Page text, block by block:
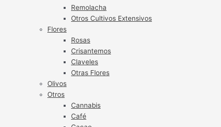
Remolacha
Otros Cultivos Extensivos
Flores
Rosas
Crisantemos
Claveles
Otras Flores
Olivos
Otros
Cannabis
Café